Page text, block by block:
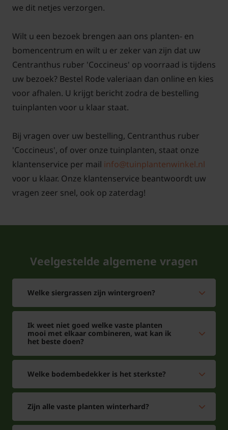
Is de Centranthus ruber 'Coccineus'
of rode valeriaan een vaste plant?
Rode valeriaan is een vaste plant die men goed kan
combineren met andere, eventueel kruidige vaste
planten die ook van volle zon houden. De gewone
kruiden plant en kan verwerkt worden in een salade
bijvoorbeeld.
De Centranthus ruber 'Coccineus' of Rode Valeriaan
met roze tot rode bloemen in trosjes. Als men de
Rode Valeriaan na de bloei terug knipt kan het zijn
dat er nog een tweede bloei komt. Dus zo kan men
er voor zorgen dat er een lange bloei is. In de winter
is de Spoorbloem niet wintergroen.
we dit netjes verzorgen.
Wilt u een bezoek brengen aan ons planten- en
bomencentrum en wilt u er zeker van zijn dat uw
Centranthus ruber 'Coccineus' op voorraad is tijdens
uw bezoek? Bestel Rode valeriaan dan online en kies
voor afhalen. U krijgt bericht zodra de bestelling
tuinplanten voor u klaar staat.
Bij vragen over uw bestelling, Centranthus ruber
'Coccineus', of over onze tuinplanten, staat onze
klantenservice per mail info@tuinplantenwinkel.nl
voor u klaar. Onze klantenservice beantwoordt uw
vragen zeer snel, ook op zaterdag!
Veelgestelde algemene vragen
Welke siergrassen zijn wintergroen?
Ik weet niet goed welke vaste planten
mooi met elkaar combineren, wat kan ik
het beste doen?
Welke bodembedekker is het sterkste?
Zijn alle vaste planten winterhard?